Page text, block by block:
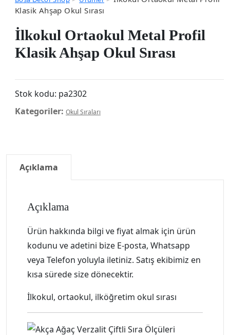
Klasik Ahşap Okul Sırası
İlkokul Ortaokul Metal Profil
Klasik Ahşap Okul Sırası
Stok kodu: pa2302
Kategoriler: Okul Sıraları
Açıklama
Açıklama
Ürün hakkında bilgi ve fiyat almak için ürün
kodunu ve adetini bize E-posta, Whatsapp
veya Telefon yoluyla iletiniz. Satış ekibimiz en
kısa sürede size dönecektir.
İlkokul, ortaokul, ilköğretim okul sırası